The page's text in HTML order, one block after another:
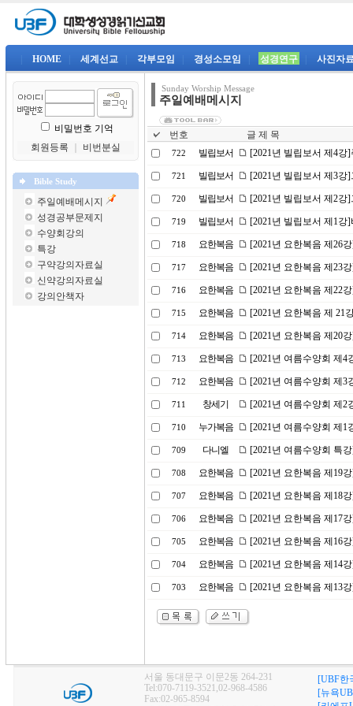
HOME 세계선교 각부모임 경성소모임 성경연구 사진자
비밀번호 기억
회원등록
비번분실
Bible Study
주일예배메시지
성경공부문제지
수양회강의
특강
구약강의자료실
신약강의자료실
강의안책자
Sunday Worship Message
주일예배메시지
번호 글 제 목
722 빌립보서 [2021년 빌립보서 제4강
721 빌립보서 [2021년 빌립보서 제3강
720 빌립보서 [2021년 빌립보서 제2
719 빌립보서 [2021년 빌립보서 제1
718 요한복음 [2021년 요한복음 제26
717 요한복음 [2021년 요한복음 제23
716 요한복음 [2021년 요한복음 제22
715 요한복음 [2021년 요한복음 제 21
714 요한복음 [2021년 요한복음 제20
713 요한복음 [2021년 여름수양회 제
712 요한복음 [2021년 여름수양회 제3
711 창세기 [2021년 여름수양회 제
710 누가복음 [2021년 여름수양회 제
709 다니엘 [2021년 여름수양회 특
708 요한복음 [2021년 요한복음 제19
707 요한복음 [2021년 요한복음 제18
706 요한복음 [2021년 요한복음 제17
705 요한복음 [2021년 요한복음 제16
704 요한복음 [2021년 요한복음 제14
703 요한복음 [2021년 요한복음 제13
서울 동대문구 이문2동 264-231
Tel:070-7119-3521,02-968-4586
Fax:02-965-8594
[UBF한
[뉴욕